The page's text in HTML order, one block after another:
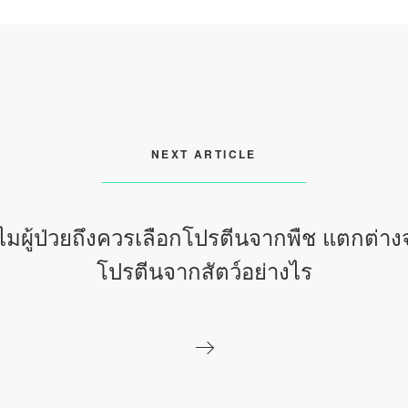
NEXT ARTICLE
มผู้ป่วยถึงควรเลือกโปรตีนจากพืช แตกต่าง
โปรตีนจากสัตว์อย่างไร